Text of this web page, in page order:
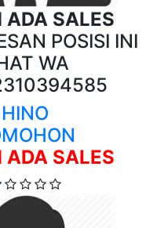
ADA SALES
POSISI INI
WA
HINO
ADA SALES